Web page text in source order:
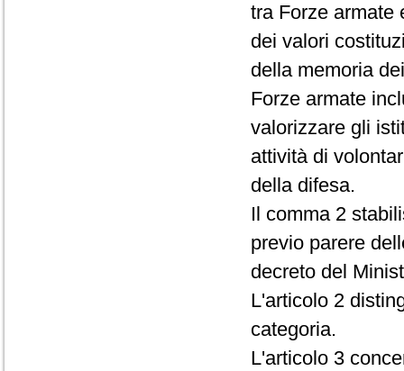
tra Forze armate
dei valori
della memoria
Forze armate
valorizzare gli
attività di
della difesa.
Il comma 2
previo parere
decreto del
L'articolo 2
categoria.
L'articolo 3